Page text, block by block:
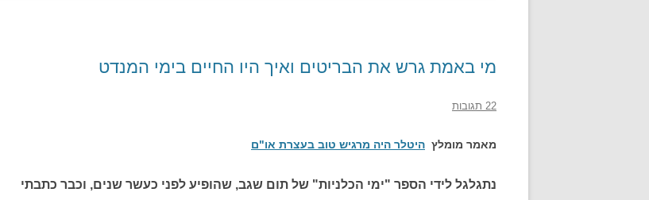
מי באמת גרש את הבריטים ואיך היו החיים בימי המנדט
22 תגובות
מאמר מומלץ היטלר היה מרגיש טוב בעצרת או"ם
נתגלגל לידי הספר "ימי הכלניות" של תום שגב, שהופיע לפני כעשר שנים, וכבר כתבתי